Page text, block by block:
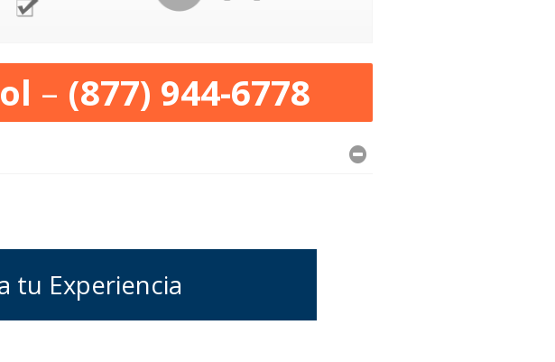
– (877) 944-6778
tu Experiencia